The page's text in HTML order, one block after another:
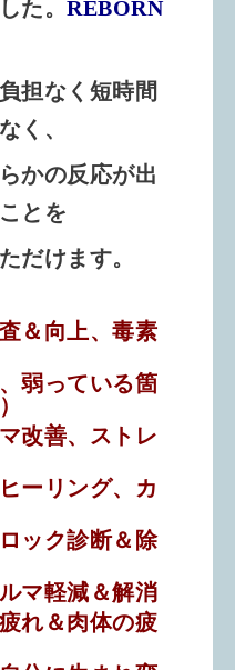
た。 REBORN
担なく短時間
く、
かの反応が出
とを
だけます。
＆向上、毒素
弱っている箇
改善、ストレ
ーリング、カ
ック診断＆除
マ軽減＆解消
れ＆肉体の疲